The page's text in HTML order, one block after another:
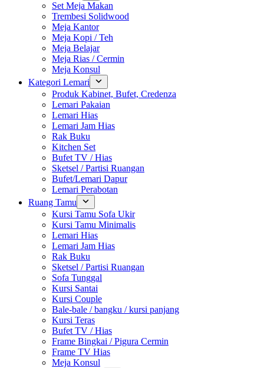
Set Meja Makan
Trembesi Solidwood
Meja Kantor
Meja Kopi / Teh
Meja Belajar
Meja Rias / Cermin
Meja Konsul
Kategori Lemari
Produk Kabinet, Bufet, Credenza
Lemari Pakaian
Lemari Hias
Lemari Jam Hias
Rak Buku
Kitchen Set
Bufet TV / Hias
Sketsel / Partisi Ruangan
Bufet/Lemari Dapur
Lemari Perabotan
Ruang Tamu
Kursi Tamu Sofa Ukir
Kursi Tamu Minimalis
Lemari Hias
Lemari Jam Hias
Rak Buku
Sketsel / Partisi Ruangan
Sofa Tunggal
Kursi Santai
Kursi Couple
Bale-bale / bangku / kursi panjang
Kursi Teras
Bufet TV / Hias
Frame Bingkai / Pigura Cermin
Frame TV Hias
Meja Konsul